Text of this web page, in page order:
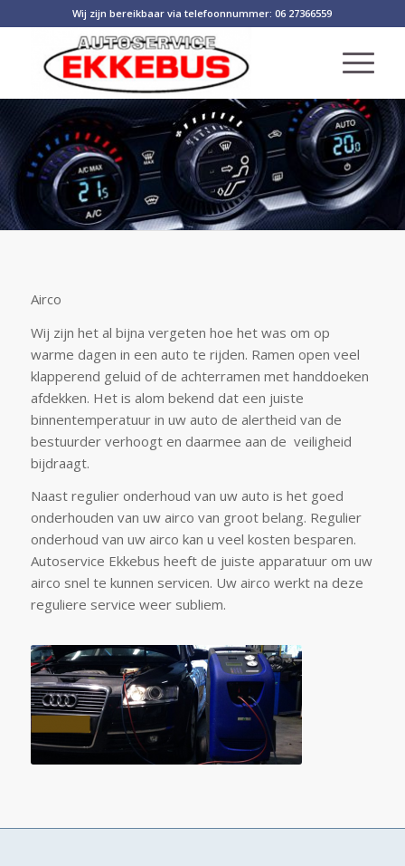
Wij zijn bereikbaar via telefoonnummer: 06 27366559
Airco
Wij zijn het al bijna vergeten hoe het was om op
warme dagen in een auto te rijden. Ramen open veel
klapperend geluid of de achterramen met handdoeken
afdekken. Het is alom bekend dat een juiste
binnentemperatuur in uw auto de alertheid van de
bestuurder verhoogt en daarmee aan de veiligheid
bijdraagt.
Naast regulier onderhoud van uw auto is het goed
onderhouden van uw airco van groot belang. Regulier
onderhoud van uw airco kan u veel kosten besparen.
Autoservice Ekkebus heeft de juiste apparatuur om uw
airco snel te kunnen servicen. Uw airco werkt na deze
reguliere service weer subliem.